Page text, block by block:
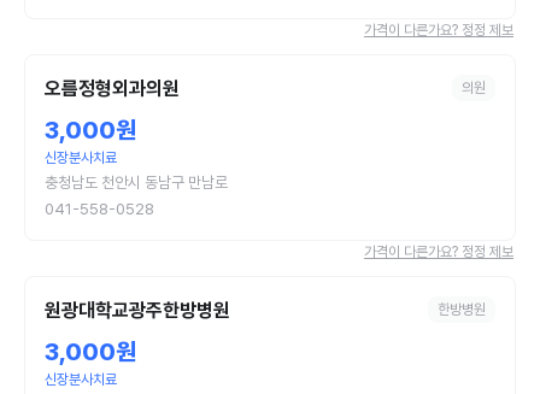
가격이 다른가요? 정정 제보
오름정형외과의원 의원
3,000원
신장분사치료
충청남도 천안시 동남구 만남로
041-558-0528
가격이 다른가요? 정정 제보
원광대학교광주한방병원 한방병원
3,000원
신장분사치료